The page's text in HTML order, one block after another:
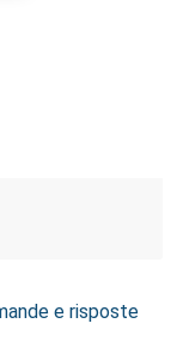
e risposte